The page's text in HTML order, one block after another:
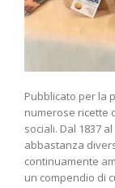
Pubblicato per la
numerose ricette
sociali. Dal 1837
abbastanza
continuamente
un compendio di